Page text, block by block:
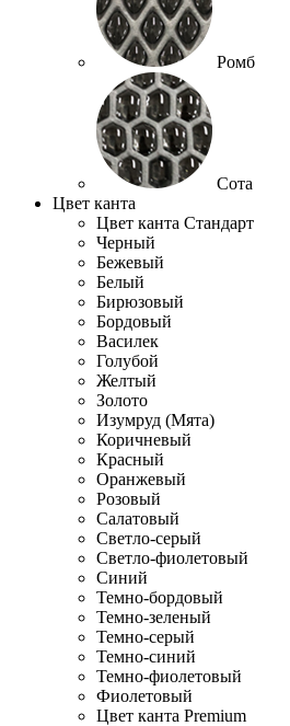
Ромб
Сота
Цвет канта
Цвет канта Стандарт
Черный
Бежевый
Белый
Бирюзовый
Бордовый
Василек
Голубой
Желтый
Золото
Изумруд (Мята)
Коричневый
Красный
Оранжевый
Розовый
Салатовый
Светло-серый
Светло-фиолетовый
Синий
Темно-бордовый
Темно-зеленый
Темно-серый
Темно-синий
Темно-фиолетовый
Фиолетовый
Цвет канта Premium